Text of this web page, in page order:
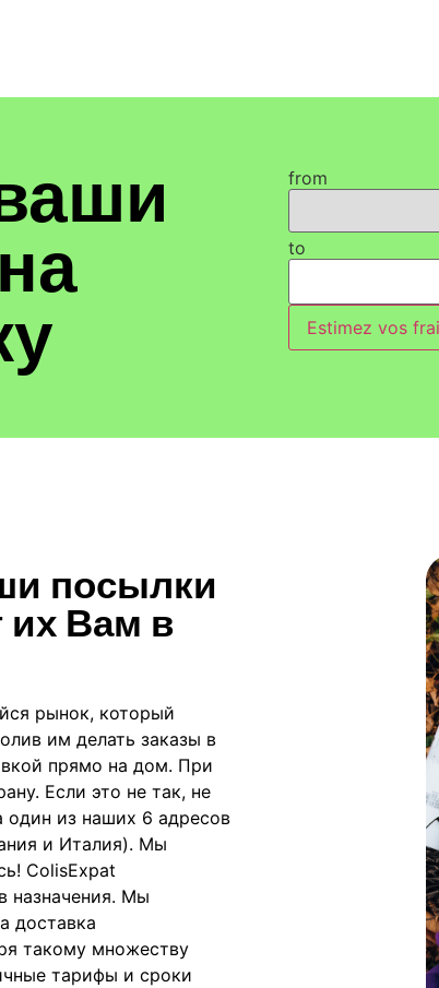
from
to
Estimez vos
посылки
их Вам в
рынок, который
им делать заказы в
прямо на дом. При
Если это не так, не
один из наших 6 адресов
и Италия). Мы
ColisExpat
назначения. Мы
доставка
такому множеству
тарифы и сроки